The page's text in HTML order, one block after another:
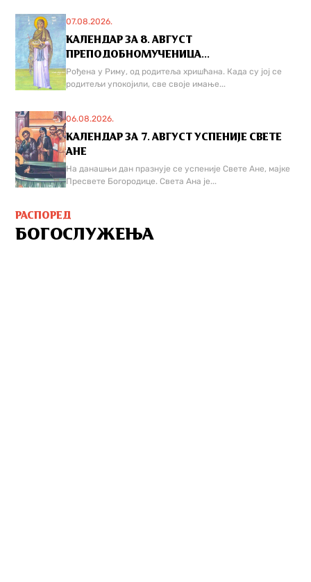
07.08.2026.
КАЛЕНДАР ЗА 8. АВГУСТ
ПРЕПОДОБНОМУЧЕНИЦА...
Рођена у Риму, од родитеља хришћана. Када су јој се
родитељи упокојили, све своје имање...
06.08.2026.
КАЛЕНДАР ЗА 7. АВГУСТ УСПЕНИЈЕ СВЕТЕ
АНЕ
На данашњи дан празнује се успеније Свете Ане, мајке
Пресвете Богородице. Света Ана је...
РАСПОРЕД
БОГОСЛУЖЕЊА